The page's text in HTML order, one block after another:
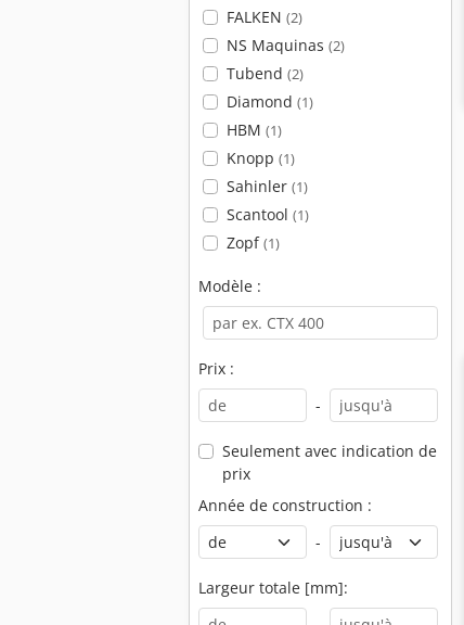
FALKEN (2)
NS Maquinas (2)
Tubend (2)
Diamond (1)
HBM (1)
Knopp (1)
Sahinler (1)
Scantool (1)
Zopf(1)
Modèle :
Prix :
-
Seulement avec indication de
prix
Année de construction :
-
Largeur totale [mm]: